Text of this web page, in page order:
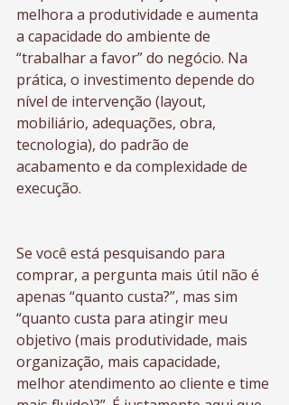
melhora a produtividade e aumenta
a capacidade do ambiente de
“trabalhar a favor” do negócio. Na
prática, o investimento depende do
nível de intervenção (layout,
mobiliário, adequações, obra,
tecnologia), do padrão de
acabamento e da complexidade de
execução.
Se você está pesquisando para
comprar, a pergunta mais útil não é
apenas “quanto custa?”, mas sim
“quanto custa para atingir meu
objetivo (mais produtividade, mais
organização, mais capacidade,
melhor atendimento ao cliente e time